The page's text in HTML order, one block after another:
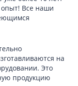
Все наши
на
Это
продукцию